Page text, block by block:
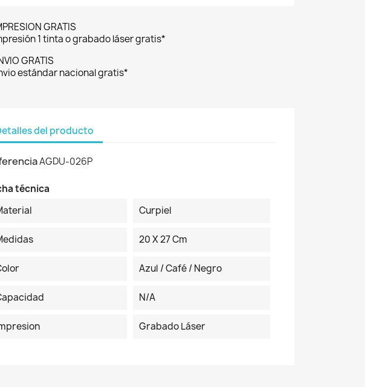
GRATIS
1 tinta o grabado láser gratis*
GRATIS
estándar nacional gratis*
del producto
AGDU-026P
técnica
Curpiel
20 X 27 Cm
Azul / Café / Negro
N/A
Grabado Láser